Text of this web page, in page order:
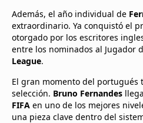
Además, el año individual de
extraordinario. Ya conquistó el
otorgado por los escritores
entre los nominados al Jugador
League.
El gran momento del portugués
selección. Bruno Fernandes
FIFA en uno de los mejores
una pieza clave dentro del